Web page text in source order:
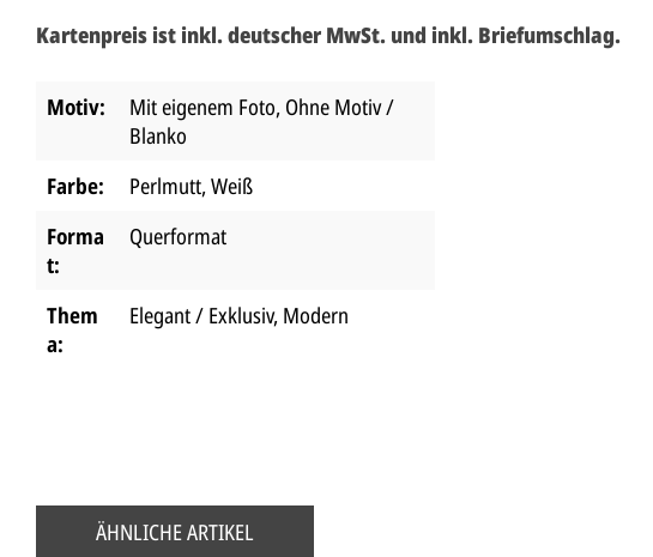
Kartenpreis ist inkl. deutscher MwSt. und inkl. Briefumschlag.
Motiv: Mit eigenem Foto, Ohne Motiv /
Blanko
Farbe:
Perlmutt, Weiß
Forma
t:
Querformat
Them
a:
Elegant / Exklusiv, Modern
ÄHNLICHE ARTIKEL